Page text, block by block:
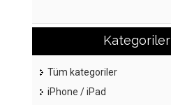
Kategoriler
Tüm kategoriler
iPhone / iPad